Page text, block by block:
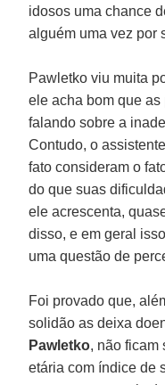
idosos uma chance
alguém uma vez por
Pawletko viu muita
ele acha bom que
falando sobre a
Contudo, o
fato consideram o
do que suas
ele acrescenta,
disso, e em geral
uma questão de
Foi provado que,
solidão as deixa
Pawletko, não ficam
etária com índice de